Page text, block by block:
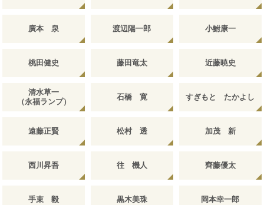
廣本 泉 渡辺陽一郎 小鮒康一
桃田健史 藤田竜太 近藤暁史
清水草一
（永福ランプ）
石橋 寛 すぎもと たかよし
遠藤正賢 松村 透 加茂 新
西川昇吾 往 機人 齊藤優太
手束 毅 黒木美珠 岡本幸一郎